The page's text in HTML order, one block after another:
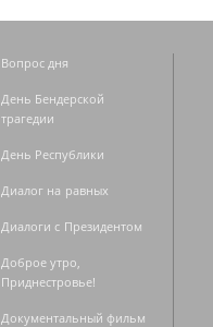
Вопрос дня
День Бендерской
трагедии
День Республики
Диалог на равных
Диалоги с Президентом
Доброе утро,
Приднестровье!
Документальный фильм